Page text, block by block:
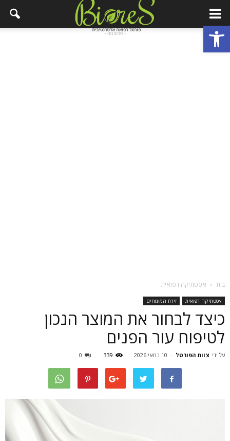
פתח סרגל נגישות - פרסומת -
בית אסטתיקה רפואית
אסטתיקה רפואית זירת המומחים
כיצד לבחור את המוצר הנכון
לטיפוח עור הפנים
על ידי צוות הפורטל - 10 במאי 2026 339
0